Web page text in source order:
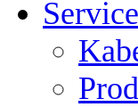
Service